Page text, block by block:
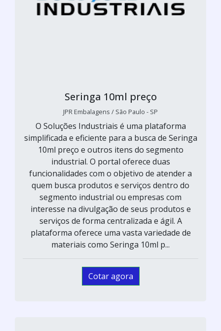
Seringa 10ml preço
JPR Embalagens / São Paulo - SP
O Soluções Industriais é uma plataforma
simplificada e eficiente para a busca de Seringa
10ml preço e outros itens do segmento
industrial. O portal oferece duas
funcionalidades com o objetivo de atender a
quem busca produtos e serviços dentro do
segmento industrial ou empresas com
interesse na divulgação de seus produtos e
serviços de forma centralizada e ágil. A
plataforma oferece uma vasta variedade de
materiais como Seringa 10ml p...
Cotar agora